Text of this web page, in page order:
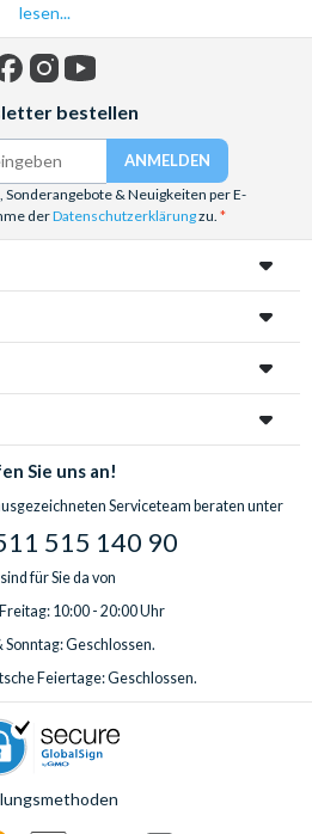
Attraction Tickets Direct to save
and money.
lesen...
bestellen
Sonderangebote & Neuigkeiten per E-
derDatenschutzerklärungzu.
Sie uns an!
Serviceteam beraten unter
515 140 90
für Sie da von
10:00 - 20:00 Uhr
Sonntag: Geschlossen.
Feiertage: Geschlossen.